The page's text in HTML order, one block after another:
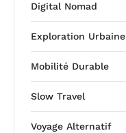
Digital Nomad
Exploration Urbaine
Mobilité Durable
Slow Travel
Voyage Alternatif